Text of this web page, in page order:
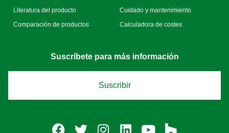
Literatura del producto
Comparación de productos
Cuidado y mantenimiento
Calculadora de costes
Suscríbete para más información
Suscribir